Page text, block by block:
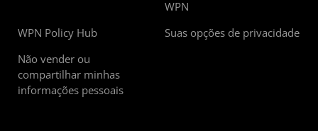
WPN
WPN Policy Hub
Suas opções de privacidade
Não vender ou
compartilhar minhas
informações pessoais